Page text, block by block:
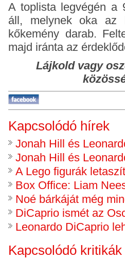
A toplista legvégén a
áll, melynek oka az
kőkemény darab.
majd iránta az
Lájkold vagy
Kapcsolódó hírek
Jonah Hill és
Jonah Hill és
A Lego figurák
Box Office: Liam
Noé bárkáját még
DiCaprio ismét az
Leonardo DiCaprio
Kapcsolódó kritikák